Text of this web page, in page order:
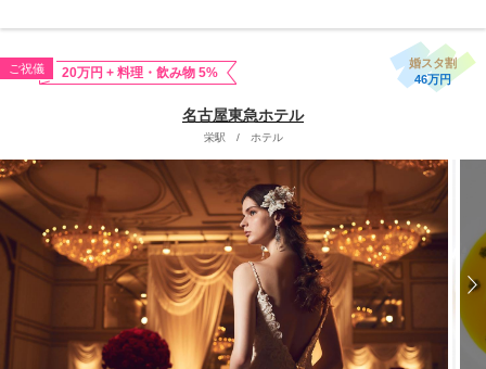
ご祝儀 20万円 + 料理・飲み物 5%
婚スタ割
46万円
名古屋東急ホテル
栄駅 / ホテル